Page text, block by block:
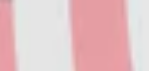
77
, ursprungligen
de också nikotinstyrkor för alla